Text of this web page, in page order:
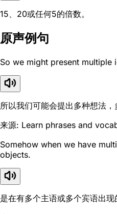
15、20或任何5的倍数。
原声例句
So we might present multiple
所以我们可能会提出多种想法，
来源: Learn phrases and
Somehow when we have
objects.
是在有多个主语或多个宾语出现